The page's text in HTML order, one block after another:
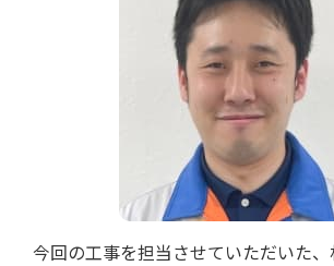
今回の工事を担当させていただいた